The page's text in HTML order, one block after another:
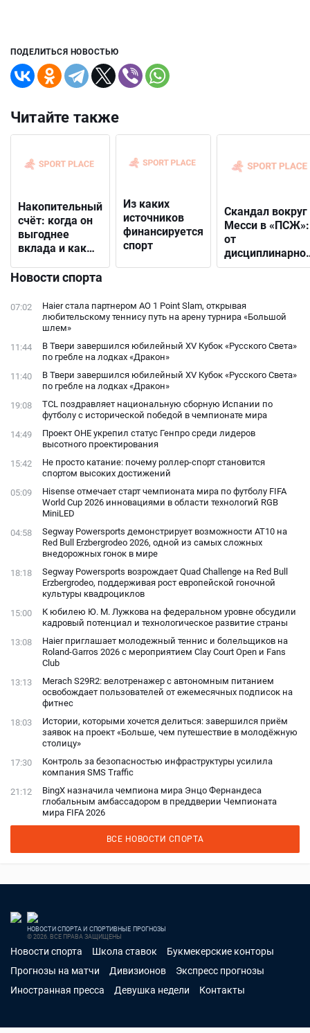
ПОДЕЛИТЬСЯ НОВОСТЬЮ
Читайте также
Накопительный
счёт: когда он
выгоднее
вклада и как
подходящий
Из каких
источников
финансируется
спорт
Скандал вокруг
Месси в «ПСЖ»:
от
решения до
фанатами
Новости спорта
07:02
Haier стала партнером AO 1 Point Slam, открывая
любительскому теннису путь на арену турнира «Большой
шлем»
11:44
В Твери завершился юбилейный XV Кубок «Русского Света»
по гребле на лодках «Дракон»
11:40
В Твери завершился юбилейный XV Кубок «Русского Света»
по гребле на лодках «Дракон»
19:08
TCL поздравляет национальную сборную Испании по
футболу с исторической победой в чемпионате мира
14:49
Проект ОНЕ укрепил статус Генпро среди лидеров
высотного проектирования
15:42
Не просто катание: почему роллер-спорт становится
спортом высоких достижений
05:09
Hisense отмечает старт чемпионата мира по футболу FIFA
World Cup 2026 инновациями в области технологий RGB
MiniLED
04:58
Segway Powersports демонстрирует возможности AT10 на
Red Bull Erzbergrodeo 2026, одной из самых сложных
внедорожных гонок в мире
18:18
Segway Powersports возрождает Quad Challenge на Red Bull
Erzbergrodeo, поддерживая рост европейской гоночной
культуры квадроциклов
15:00
К юбилею Ю. М. Лужкова на федеральном уровне обсудили
кадровый потенциал и технологическое развитие страны
13:08
Haier приглашает молодежный теннис и болельщиков на
Roland-Garros 2026 с мероприятием Clay Court Open и Fans
Club
13:13
Merach S29R2: велотренажер с автономным питанием
освобождает пользователей от ежемесячных подписок на
фитнес
18:03
Истории, которыми хочется делиться: завершился приём
заявок на проект «Больше, чем путешествие в молодёжную
столицу»
17:30
Контроль за безопасностью инфраструктуры усилила
компания SMS Traffic
21:12
BingX назначила чемпиона мира Энцо Фернандеса
глобальным амбассадором в преддверии Чемпионата
мира FIFA 2026
ВСЕ НОВОСТИ СПОРТА
НОВОСТИ СПОРТА И СПОРТИВНЫЕ ПРОГНОЗЫ
© 2026. ВСЕ ПРАВА ЗАЩИЩЕНЫ
Новости спорта Школа ставок
Букмекерские конторы
Прогнозы на матчи
Дивизионов
Экспресс прогнозы
Иностранная пресса
Девушка недели Контакты